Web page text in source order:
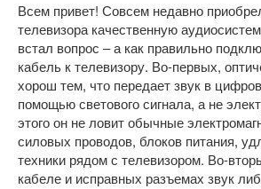
Всем привет! Совсем недавно
телевизора качественную
встал вопрос – а как правильно
кабель к телевизору. Во-первых,
хорош тем, что передает звук в
помощью светового сигнала, а не
этого он не ловит обычные
силовых проводов, блоков питания,
техники рядом с телевизором. Во-
кабеле и исправных разъемах звук